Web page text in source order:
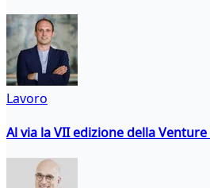
Lavoro
Al via la VII edizione della